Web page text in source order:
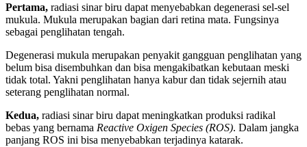
Pertama, radiasi sinar biru dapat menyebabkan degenerasi sel-sel
mukula. Mukula merupakan bagian dari retina mata. Fungsinya
sebagai penglihatan tengah.
Degenerasi mukula merupakan penyakit gangguan penglihatan yang
belum bisa disembuhkan dan bisa mengakibatkan kebutaan meski
tidak total. Yakni penglihatan hanya kabur dan tidak sejernih atau
seterang penglihatan normal.
Kedua, radiasi sinar biru dapat meningkatkan produksi radikal
bebas yang bernama Reactive Oxigen Species (ROS). Dalam jangka
panjang ROS ini bisa menyebabkan terjadinya katarak.